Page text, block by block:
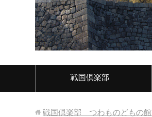
戦国倶楽部
戦国倶楽部 つわものどもの館